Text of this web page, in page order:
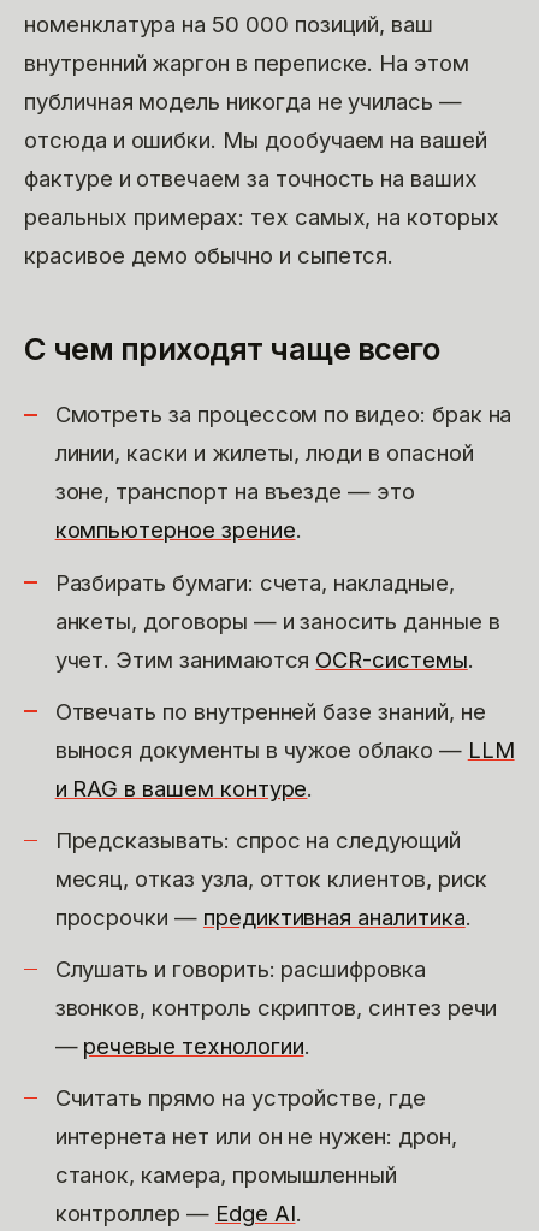
номенклатура на 50 000 позиций, ваш
внутренний жаргон в переписке. На этом
публичная модель никогда не училась —
отсюда и ошибки. Мы дообучаем на вашей
фактуре и отвечаем за точность на ваших
реальных примерах: тех самых, на которых
красивое демо обычно и сыпется.
С чем приходят чаще всего
Смотреть за процессом по видео: брак на
линии, каски и жилеты, люди в опасной
зоне, транспорт на въезде — это
компьютерное зрение.
Разбирать бумаги: счета, накладные,
анкеты, договоры — и заносить данные в
учет. Этим занимаются OCR-системы.
Отвечать по внутренней базе знаний, не
вынося документы в чужое облако — LLM
и RAG в вашем контуре.
Предсказывать: спрос на следующий
месяц, отказ узла, отток клиентов, риск
просрочки — предиктивная аналитика.
Слушать и говорить: расшифровка
звонков, контроль скриптов, синтез речи
— речевые технологии.
Считать прямо на устройстве, где
интернета нет или он не нужен: дрон,
станок, камера, промышленный
контроллер — Edge AI.